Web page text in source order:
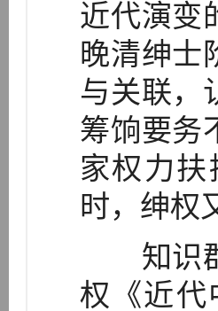
近代演变
晚清绅士
与关联，
筹饷要务
家权力
时，绅权
知识群
权《近代